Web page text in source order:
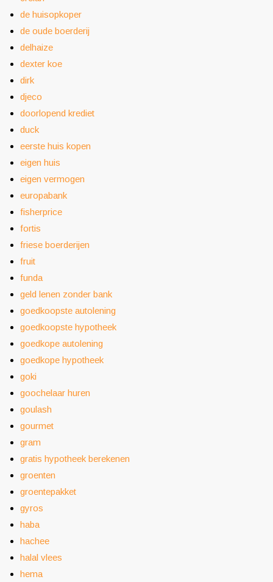
de huisopkoper
de oude boerderij
delhaize
dexter koe
dirk
djeco
doorlopend krediet
duck
eerste huis kopen
eigen huis
eigen vermogen
europabank
fisherprice
fortis
friese boerderijen
fruit
funda
geld lenen zonder bank
goedkoopste autolening
goedkoopste hypotheek
goedkope autolening
goedkope hypotheek
goki
goochelaar huren
goulash
gourmet
gram
gratis hypotheek berekenen
groenten
groentepakket
gyros
haba
hachee
halal vlees
hema